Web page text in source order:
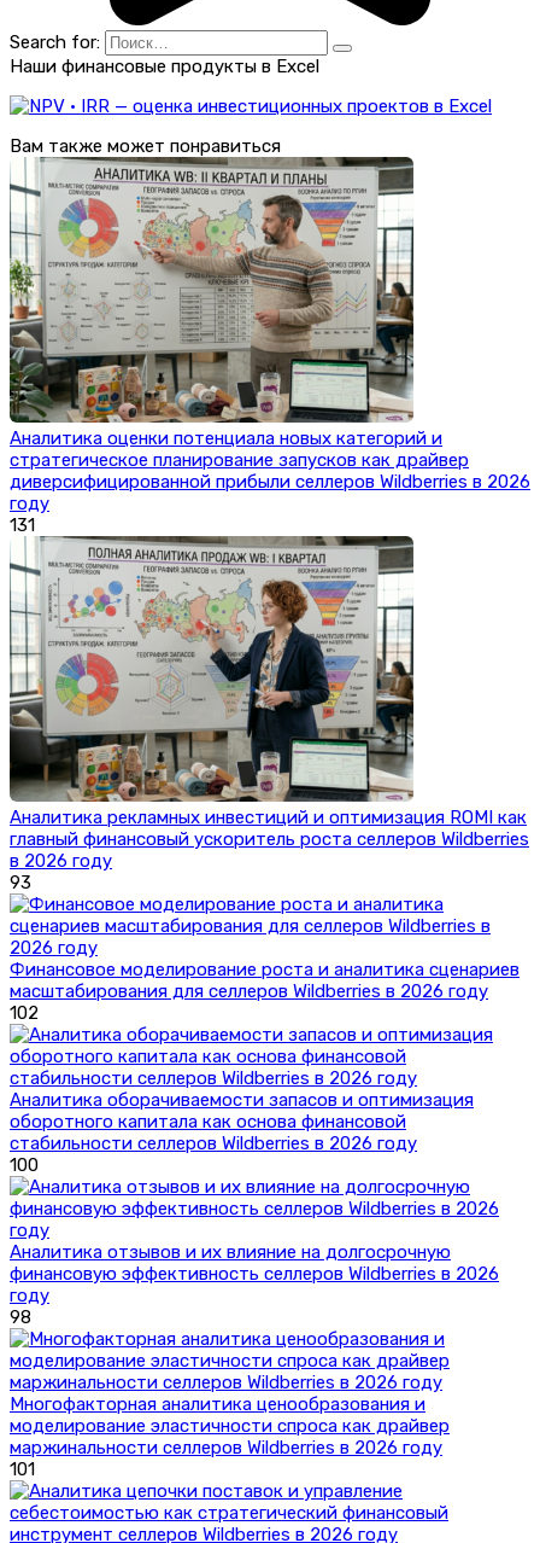
Search for:
Наши финансовые продукты в Excel
Вам также может понравиться
Аналитика оценки потенциала новых категорий и
стратегическое планирование запусков как драйвер
диверсифицированной прибыли селлеров Wildberries в 2026
году
131
Аналитика рекламных инвестиций и оптимизация ROMI как
главный финансовый ускоритель роста селлеров Wildberries
в 2026 году
93
Финансовое моделирование роста и аналитика сценариев
масштабирования для селлеров Wildberries в 2026 году
102
Аналитика оборачиваемости запасов и оптимизация
оборотного капитала как основа финансовой
стабильности селлеров Wildberries в 2026 году
100
Аналитика отзывов и их влияние на долгосрочную
финансовую эффективность селлеров Wildberries в 2026
году
98
Многофакторная аналитика ценообразования и
моделирование эластичности спроса как драйвер
маржинальности селлеров Wildberries в 2026 году
101